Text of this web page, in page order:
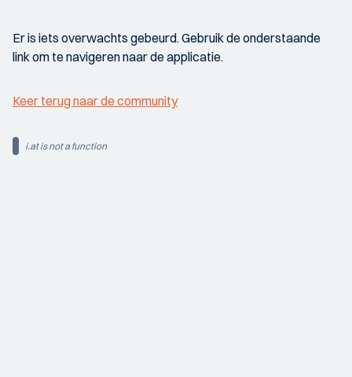
Er is iets overwachts gebeurd. Gebruik de onderstaande
link om te navigeren naar de applicatie.
Keer terug naar de community
i.at is not a function